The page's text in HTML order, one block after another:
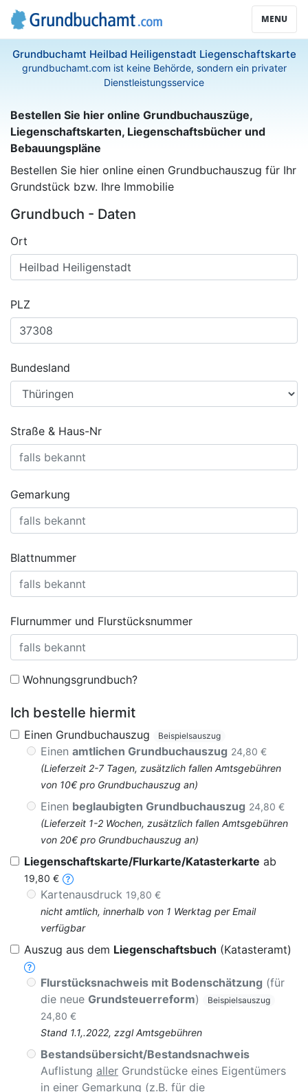
MENU
Grundbuchamt Heilbad Heiligenstadt Liegenschaftskarte
grundbuchamt.com ist keine Behörde, sondern ein privater
Dienstleistungsservice
Bestellen Sie hier online Grundbuchauszüge,
Liegenschaftskarten, Liegenschaftsbücher und
Bebauungspläne
Bestellen Sie hier online einen Grundbuchauszug für Ihr
Grundstück bzw. Ihre Immobilie
Grundbuch - Daten
Ort
PLZ
Bundesland
Straße & Haus-Nr
Gemarkung
Blattnummer
Flurnummer und Flurstücksnummer
Wohnungsgrundbuch?
Ich bestelle hiermit
Einen Grundbuchauszug Beispielsauszug
Einen amtlichen Grundbuchauszug 24,80 €
(Lieferzeit 2-7 Tagen, zusätzlich fallen Amtsgebühren
von 10€ pro Grundbuchauszug an)
Einen beglaubigten Grundbuchauszug 24,80 €
(Lieferzeit 1-2 Wochen, zusätzlich fallen Amtsgebühren
von 20€ pro Grundbuchauszug an)
Liegenschaftskarte/Flurkarte/Katasterkarte ab
19,80 €
Kartenausdruck 19,80 €
nicht amtlich, innerhalb von 1 Werktag per Email
verfügbar
Auszug aus dem Liegenschaftsbuch (Katasteramt)
Flurstücksnachweis mit Bodenschätzung (für
die neue Grundsteuerreform) Beispielsauszug
24,80 €
Stand 1.1,.2022, zzgl Amtsgebühren
Bestandsübersicht/Bestandsnachweis
Auflistung aller Grundstücke eines Eigentümers
in einer Gemarkung (z.B. für die